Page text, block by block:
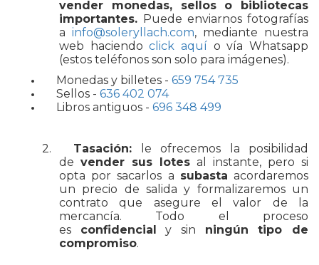
vender monedas, sellos o bibliotecas
importantes. Puede enviarnos fotografías
a info@soleryllach.com, mediante nuestra
web haciendoclick aquí o vía Whatsapp
(estos teléfonos son solo para imágenes).
Monedas y billetes - 659 754 735
Sellos - 636 402 074
Libros antiguos - 696 348 499
2. Tasación:
le ofrecemos la posibilidad
de vender sus lotesal instante, pero si
opta por sacarlos a subasta acordaremos
un precio de salida y formalizaremos un
contrato que asegure el valor de la
mercancía. Todo el proceso
es confidencial y sin ningún tipo de
compromiso.